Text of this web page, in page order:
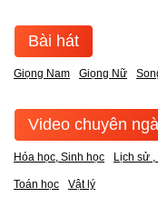
Bài hát
Giọng Nam Giọng Nữ
Video chuyên
Hóa học, Sinh học Lịch sử
Toán học Vật lý